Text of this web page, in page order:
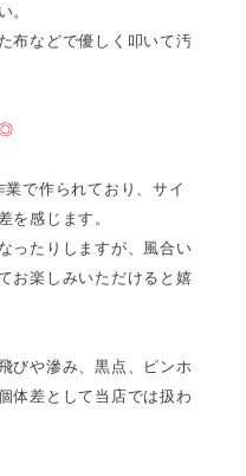
。
布などで優しく叩いて汚
◎
で作られており、サイ
を感じます。
ったりしますが、風合い
お楽しみいただけると嬉
びや滲み、黒点、ピンホ
体差として当店では扱わ